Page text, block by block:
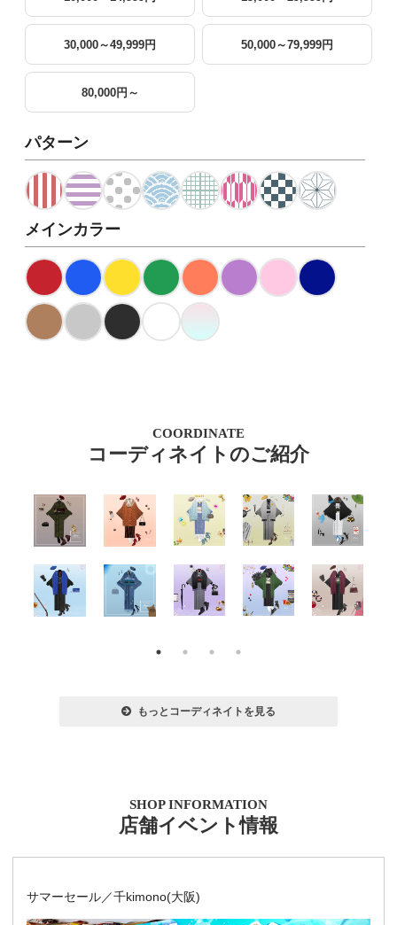
30,000～49,999円 50,000～79,999円
80,000円～
パターン
メインカラー
COORDINATE
コーディネイトのご紹介
もっとコーディネイトを見る
SHOP INFORMATION
店舗イベント情報
サマーセール／千kimono(大阪)